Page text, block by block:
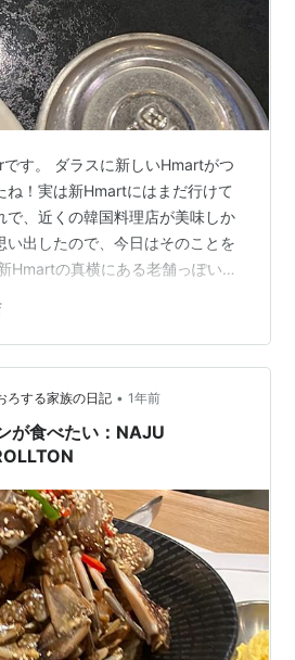
す。 ダラスに新しいHmartがつ
ね！実は新Hmartにはまだ行けて
で、近くの韓国料理店が美味しか
い出したので、今日はそのことを
Hmartの真横にある老舗っぽい韓
の韓国料理店に行ったのは、新
だったので、今は人の流れが増
かもしれませんね。 行ったときは
ので混んではいませんでした。
お店の外…
ろする家族の日記 • 1年前
が食べたい：NAJU